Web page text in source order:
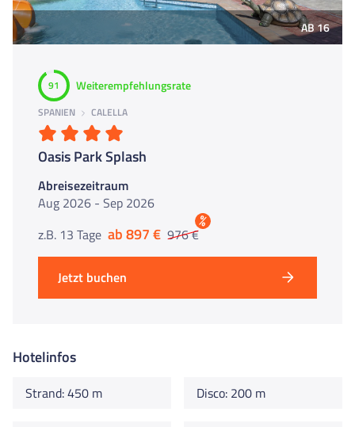
AB 16
91 Weiterempfehlungsrate
SPANIEN CALELLA
Oasis Park Splash
Abreisezeitraum
Aug 2026 - Sep 2026
z.B. 13 Tage ab 897 € 976 €
%
Jetzt buchen
Hotelinfos
Strand: 450 m Disco: 200 m